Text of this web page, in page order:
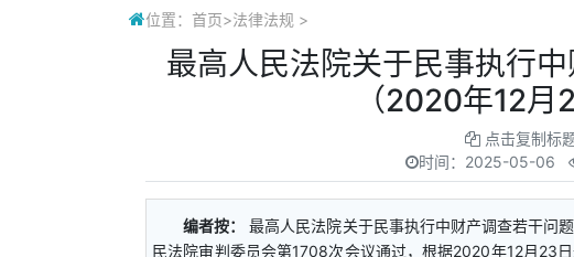
位置： 首页>法律法规 >
最高人民法院关于民事执行
（2020年12月
点击复制标
时间： 2025-05-06
编者按：
最高人民法院关于民事执行中财产调查若干
民法院审判委员会第1708次会议通过，根据2020年12月23